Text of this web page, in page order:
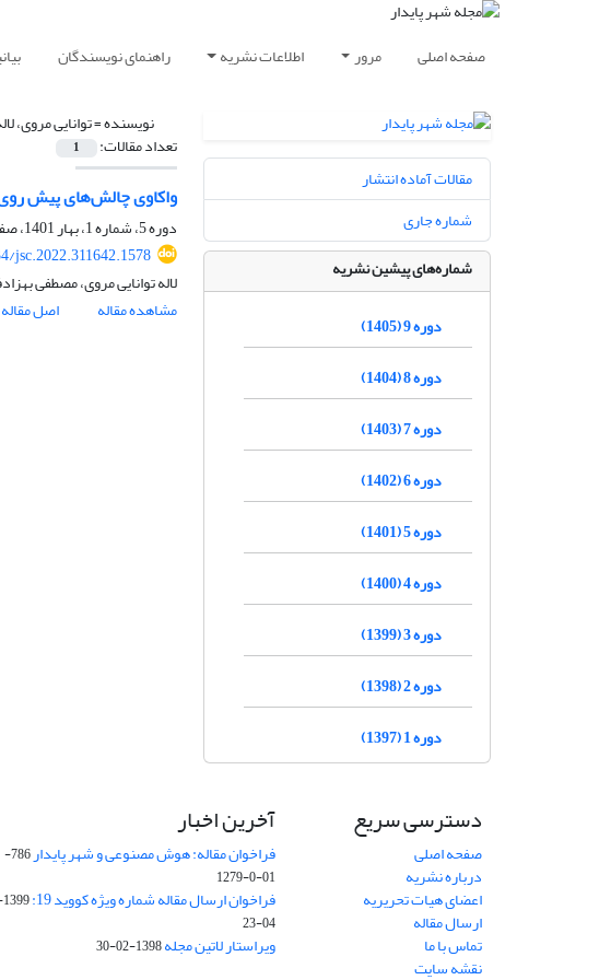
صفحه اصلی مرور اطلاعات نشریه راهنمای نویسندگان
نویسنده =توانایی مروی،
تعداد مقالات: 1
واکاوی چالش‌های پیش
دوره 5، شماره 1، بهار 1401، صفحه
jsc.2022.311642.1578
لاله توانایی مروی، مصطفی
مشاهده مقاله
اصل مقاله
مقالات آماده انتشار
شماره جاری
شماره‌های پیشین نشریه
دوره 9 (1405)
دوره 8 (1404)
دوره 7 (1403)
دوره 6 (1402)
دوره 5 (1401)
دوره 4 (1400)
دوره 3 (1399)
دوره 2 (1398)
دوره 1 (1397)
دسترسی سریع
صفحه اصلی
درباره نشریه
اعضای هیات تحریریه
ارسال مقاله
تماس با ما
نقشه سایت
آخرین اخبار
فراخوان مقاله: هوش مصنوعی و شهر پایدار
786-
01-0-1279
فراخوان ارسال مقاله شماره ویژه کووید 19:
04-23
ویراستار لاتین مجله1398-02-30